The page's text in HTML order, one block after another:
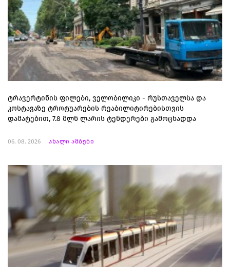
ტრავერტინის ფილები, ველობილიკი - რუსთაველსა და
კოსტავაზე ტროტუარების რეაბილიტირებისთვის
დამატებით, 7.8 მლნ ლარის ტენდერები გამოცხადდა
06. 08. 2026 ახალი ამბები